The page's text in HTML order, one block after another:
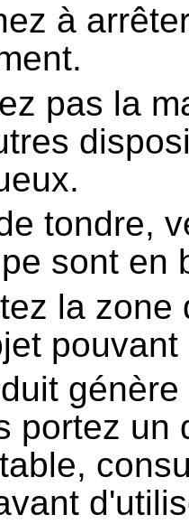
à
pas la
tondre,
sont en
la zone
portez un